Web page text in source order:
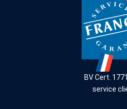
BV Cert.
service